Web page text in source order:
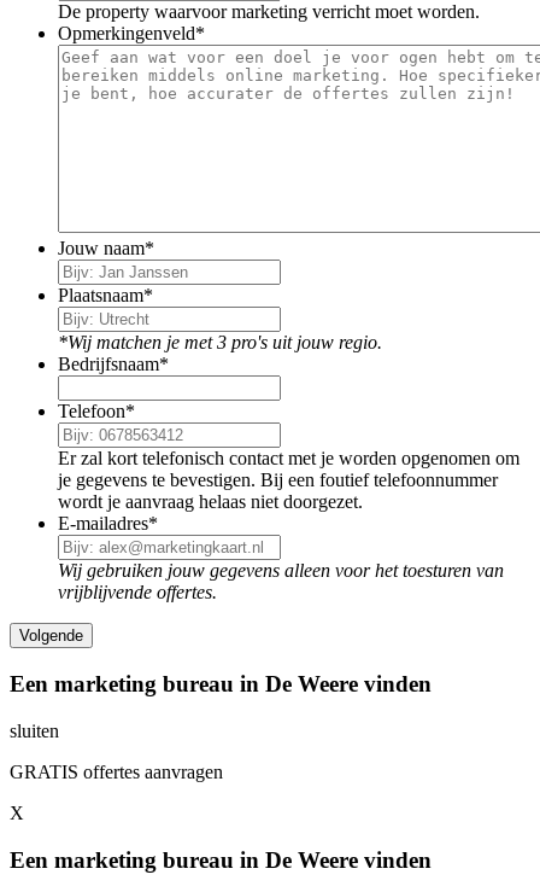
De property waarvoor marketing verricht moet worden.
Opmerkingenveld*
Jouw naam*
Plaatsnaam*
*Wij matchen je met 3 pro's uit jouw regio.
Bedrijfsnaam*
Telefoon*
Er zal kort telefonisch contact met je worden opgenomen om
je gegevens te bevestigen. Bij een foutief telefoonnummer
wordt je aanvraag helaas niet doorgezet.
E-mailadres*
Wij gebruiken jouw gegevens alleen voor het toesturen van
vrijblijvende offertes.
Een marketing bureau in De Weere vinden
sluiten
GRATIS offertes aanvragen
X
Een marketing bureau in De Weere vinden